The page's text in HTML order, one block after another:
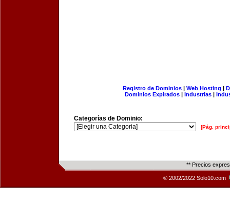
Registro de Dominios| Web Hosting |
Dominios Expirados | Industrias |
Categorías de Dominio:
[Pág.
** Precios
© 2002/2022 Solo10.com